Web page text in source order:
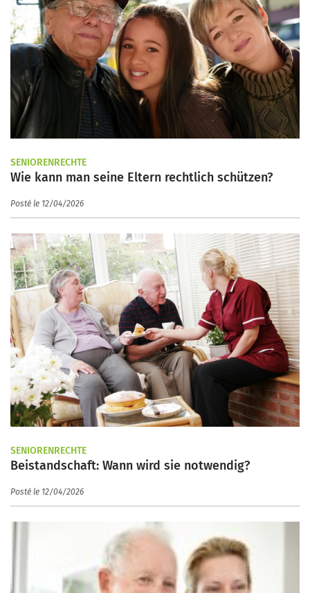
SENIORENRECHTE
Wie kann man seine Eltern rechtlich schützen?
Posté le 12/04/2026
SENIORENRECHTE
Beistandschaft: Wann wird sie notwendig?
Posté le 12/04/2026